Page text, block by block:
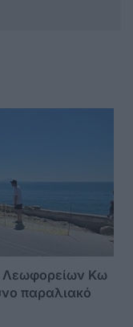
Λεωφορείων Κω
παραλιακό